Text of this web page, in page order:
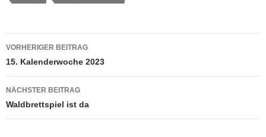
Beitragsnavigation
VORHERIGER BEITRAG
15. Kalenderwoche 2023
NÄCHSTER BEITRAG
Waldbrettspiel ist da